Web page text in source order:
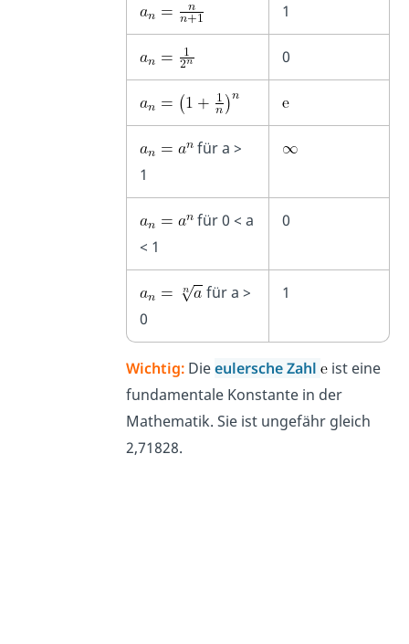
1
0
für a >
1
für 0 < a
< 1
0
für a >
0
1
Wichtig: Dieeulersche Zahl
ist eine
fundamentale Konstante in der
Mathematik. Sie ist ungefähr gleich
2,71828.